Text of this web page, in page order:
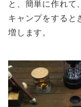
と、簡単に作れて
キャンプをすると
増します。